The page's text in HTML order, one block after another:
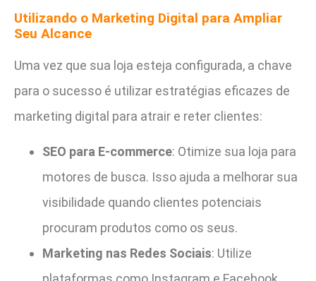
Utilizando o Marketing Digital para Ampliar
Seu Alcance
Uma vez que sua loja esteja configurada, a chave
para o sucesso é utilizar estratégias eficazes de
marketing digital para atrair e reter clientes:
SEO para E-commerce: Otimize sua loja para
motores de busca. Isso ajuda a melhorar sua
visibilidade quando clientes potenciais
procuram produtos como os seus.
Marketing nas Redes Sociais: Utilize